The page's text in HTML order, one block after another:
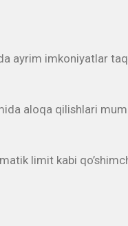
ayrim imkoniyatlar
aloqa qilishlari
limit kabi